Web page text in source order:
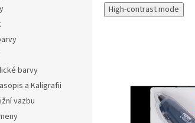
barvy
a Kaligrafii
vazbu
High-contrast mode